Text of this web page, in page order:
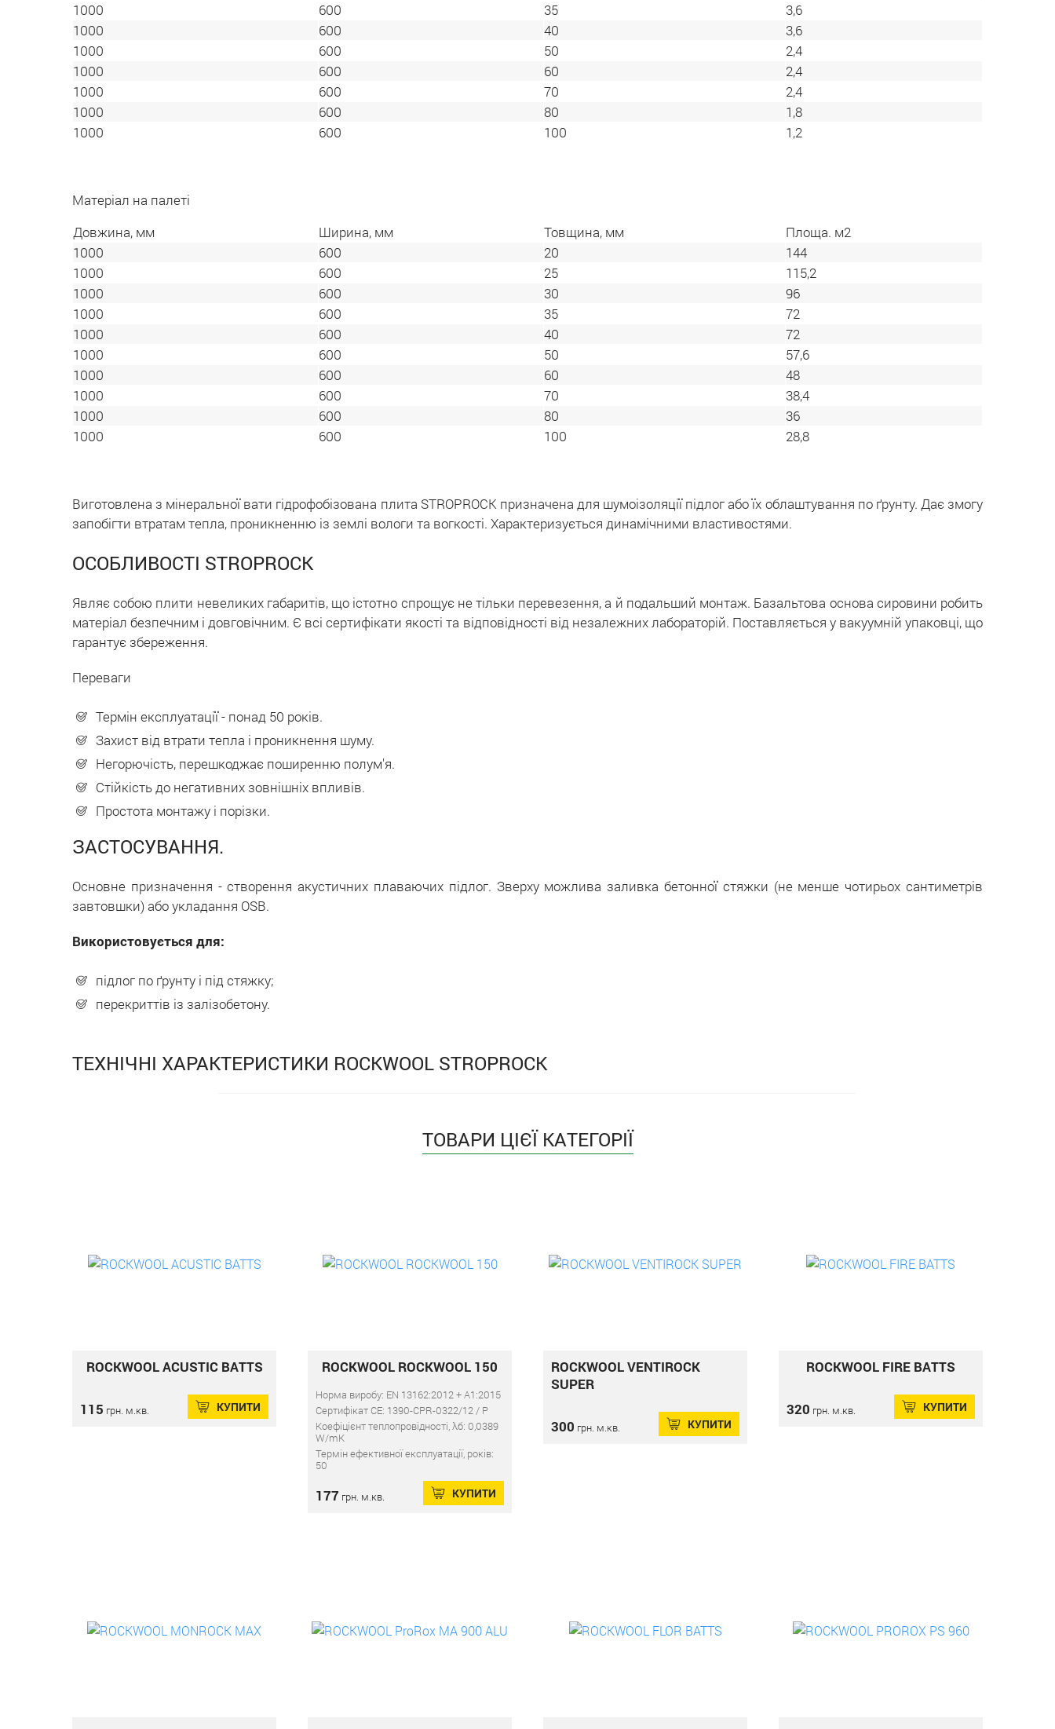
1000
600 35
3,6
1000
600 40
3,6
1000
600 50
2,4
1000
600 60
2,4
1000
600 70
2,4
1000
600 80
1,8
1000
600 100 1,2
Матеріал на палеті
Довжина, мм
Ширина, мм Товщина, мм
Площа. м2
1000
600 20
144
1000
600 25
115,2
1000
600 30
96
1000
600 35
72
1000
600 40
72
1000
600 50
57,6
1000
600 60
48
1000
600 70
38,4
1000
600 80
36
1000
600 100 28,8
Виготовлена з мінеральної вати гідрофобізована плита STROPROCK призначена для шумоізоляції підлог або їх облаштування по ґрунту. Дає змогу
запобігти втратам тепла, проникненню із землі вологи та вогкості. Характеризується динамічними властивостями.
ОСОБЛИВОСТІ STROPROCK
Являє собою плити невеликих габаритів, що істотно спрощує не тільки перевезення, а й подальший монтаж. Базальтова основа сировини робить
матеріал безпечним і довговічним. Є всі сертифікати якості та відповідності від незалежних лабораторій. Поставляється у вакуумній упаковці, що
гарантує збереження.
Переваги
Термін експлуатації - понад 50 років.
Захист від втрати тепла і проникнення шуму.
Негорючість, перешкоджає поширенню полум'я.
Стійкість до негативних зовнішніх впливів.
Простота монтажу і порізки.
ЗАСТОСУВАННЯ.
Основне призначення - створення акустичних плаваючих підлог. Зверху можлива заливка бетонної стяжки (не менше чотирьох сантиметрів
завтовшки) або укладання OSB.
Використовується для:
підлог по ґрунту і під стяжку;
перекриттів із залізобетону.
ТЕХНІЧНІ ХАРАКТЕРИСТИКИ ROCKWOOL STROPROCK
ТОВАРИ ЦІЄЇ КАТЕГОРІЇ
ROCKWOOL ACUSTIC BATTS
115 грн. м.кв. КУПИТИ
ROCKWOOL ROCKWOOL 150
Норма виробу: EN 13162:2012 + A1:2015
Сертифікат СЕ: 1390-CPR-0322/12 / P
Коефіцієнт теплопровідності, λб: 0,0389
W/mK
Термін ефективної експлуатації, років:
50
177 грн. м.кв. КУПИТИ
ROCKWOOL VENTIROCK
SUPER
300 грн. м.кв. КУПИТИ
ROCKWOOL FIRE BATTS
320 грн. м.кв. КУПИТИ